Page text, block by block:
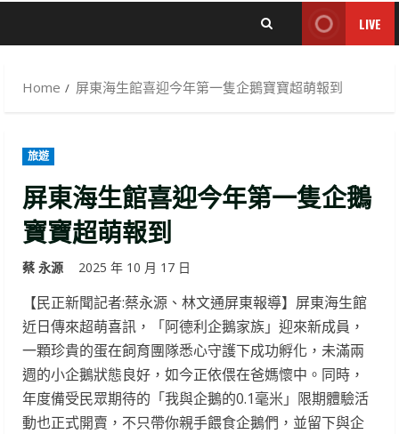
LIVE
Home 屏東海生館喜迎今年第一隻企鵝寶寶超萌報到
旅遊
屏東海生館喜迎今年第一隻企鵝
寶寶超萌報到
蔡 永源 2025 年 10 月 17 日
【民正新聞記者:蔡永源、林文通屏東報導】屏東海生館
近日傳來超萌喜訊，「阿德利企鵝家族」迎來新成員，
一顆珍貴的蛋在飼育團隊悉心守護下成功孵化，未滿兩
週的小企鵝狀態良好，如今正依偎在爸媽懷中。同時，
年度備受民眾期待的「我與企鵝的0.1毫米」限期體驗活
動也正式開賣，不只帶你親手餵食企鵝們，並留下與企